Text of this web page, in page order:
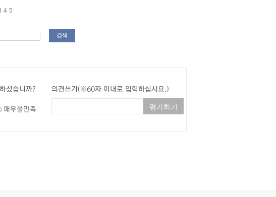
4 5
검색
셨습니까?
매우불만족
의견쓰기(※60자 이내로 입력하십시요.)